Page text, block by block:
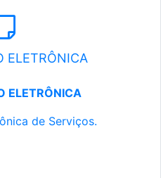
ELETRÔNICA
ELETRÔNICA
de Serviços.